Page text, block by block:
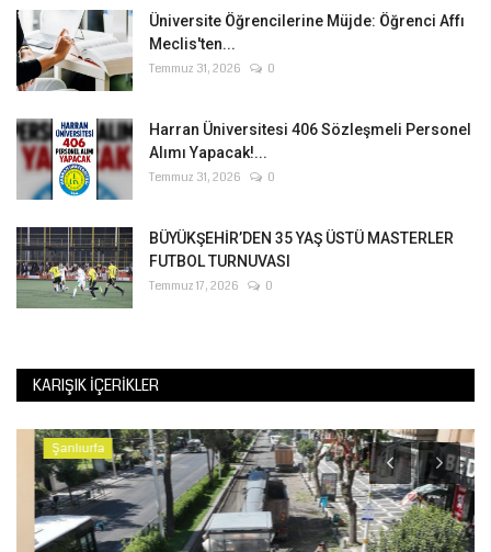
Üniversite Öğrencilerine Müjde: Öğrenci Affı
Meclis'ten...
Temmuz 31, 2026 0
Harran Üniversitesi 406 Sözleşmeli Personel
Alımı Yapacak!...
Temmuz 31, 2026 0
BÜYÜKŞEHİR’DEN 35 YAŞ ÜSTÜ MASTERLER
FUTBOL TURNUVASI
Temmuz 17, 2026 0
KARIŞIK İÇERIKLER
Şanlıurfa